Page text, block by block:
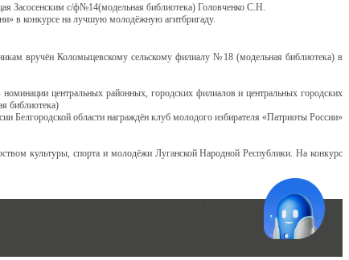
Засосенским с/ф№14(модельная библиотека) Головченко С.Н.
в конкурсе на лучшую молодёжную агитбригаду.
вручён Коломыцевскому сельскому филиалу №18 (модельная библиотека) в
центральных районных, городских филиалов и центральных городских
библиотека)
Белгородской области награждён клуб молодого избирателя «Патриоты России»
культуры, спорта и молодёжи Луганской Народной Республики. На конкурс
г.Бирюч, ул.Ольминского, д.1, (47247)3-10-34-директор,